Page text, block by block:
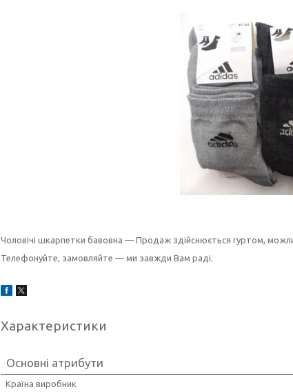
Чоловічі шкарпетки бавовна — Продаж здійснюється гуртом,
Телефонуйте, замовляйте — ми завжди Вам раді.
Характеристики
Основні атрибути
Країна виробник